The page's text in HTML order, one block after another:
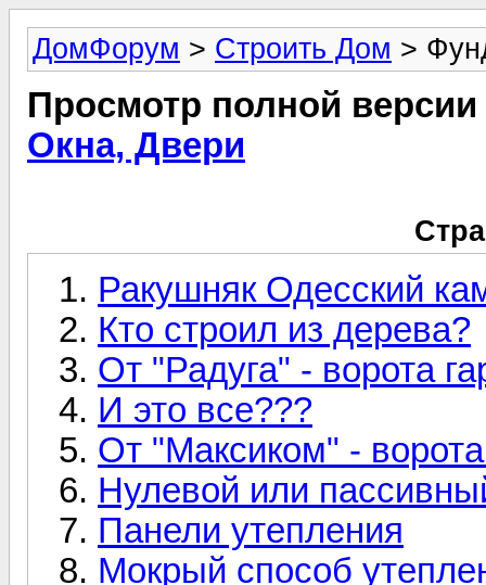
ДомФорум > Строить Дом >
Просмотр полной
Окна, Двери
Ракушняк Одесский
Кто строил из дерева?
От "Радуга" - ворота
И это все???
От "Максиком" -
Нулевой или
Панели утепления
Мокрый способ